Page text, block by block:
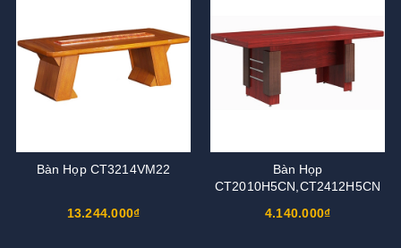
Bàn Họp CT3214VM22
13.244.000₫
Bàn Họp
CT2010H5CN,CT2412H5CN
4.140.000₫